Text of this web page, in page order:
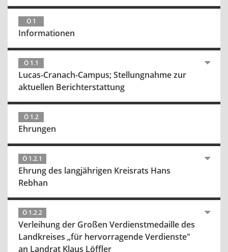
Ö 1
Informationen
Ö 1.1
Lucas-Cranach-Campus; Stellungnahme zur
aktuellen Berichterstattung
Ö 1.2
Ehrungen
Ö 1.2.1
Ehrung des langjährigen Kreisrats Hans
Rebhan
Ö 1.2.2
Verleihung der Großen Verdienstmedaille des
Landkreises „für hervorragende Verdienste"
an Landrat Klaus Löffler